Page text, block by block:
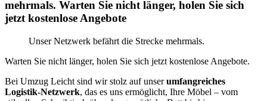
mehrmals. Warten Sie nicht länger, holen Sie sich
jetzt kostenlose Angebote
Unser Netzwerk befährt die Strecke mehrmals.
Warten Sie nicht länger, holen Sie sich jetzt kostenlose Angebote.
Bei Umzug Leicht sind wir stolz auf unserumfangreiches
Logistik-Netzwerk, das es uns ermöglicht, Ihre Möbel – vom